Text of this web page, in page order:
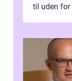
til uden for